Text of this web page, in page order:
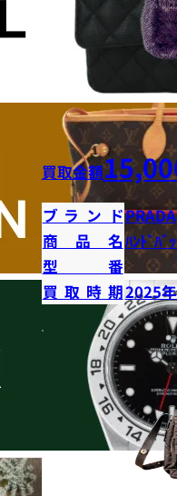
買取金額
ブランドPRADA
商品名ﾊﾝﾄﾞﾊﾞ
型番
買取時期2025